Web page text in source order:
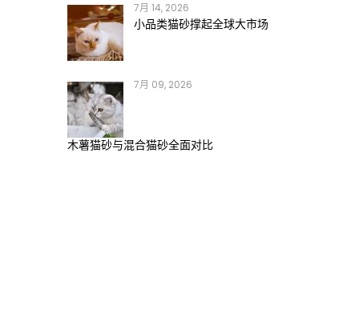
7月 14, 2026
小品类猫砂撑起全球大市场
7月 09, 2026
木薯猫砂与混合猫砂全面对比